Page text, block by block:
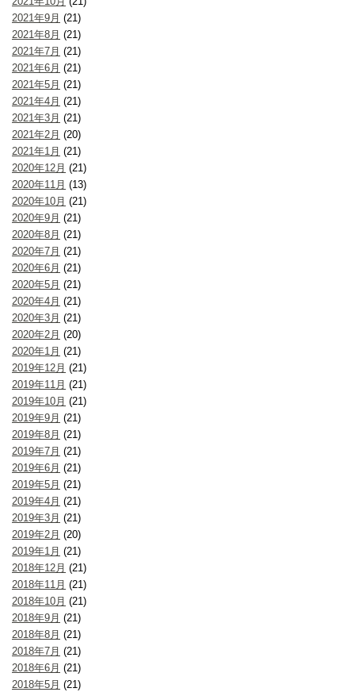
2021年9月 (21)
2021年8月 (21)
2021年7月 (21)
2021年6月 (21)
2021年5月 (21)
2021年4月 (21)
2021年3月 (21)
2021年2月 (20)
2021年1月 (21)
2020年12月 (21)
2020年11月 (13)
2020年10月 (21)
2020年9月 (21)
2020年8月 (21)
2020年7月 (21)
2020年6月 (21)
2020年5月 (21)
2020年4月 (21)
2020年3月 (21)
2020年2月 (20)
2020年1月 (21)
2019年12月 (21)
2019年11月 (21)
2019年10月 (21)
2019年9月 (21)
2019年8月 (21)
2019年7月 (21)
2019年6月 (21)
2019年5月 (21)
2019年4月 (21)
2019年3月 (21)
2019年2月 (20)
2019年1月 (21)
2018年12月 (21)
2018年11月 (21)
2018年10月 (21)
2018年9月 (21)
2018年8月 (21)
2018年7月 (21)
2018年6月 (21)
2018年5月 (21)